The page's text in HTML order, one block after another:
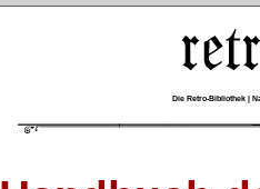
Die Retro-Bibliothek |